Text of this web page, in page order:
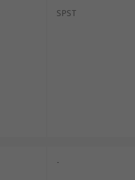
SPST
-